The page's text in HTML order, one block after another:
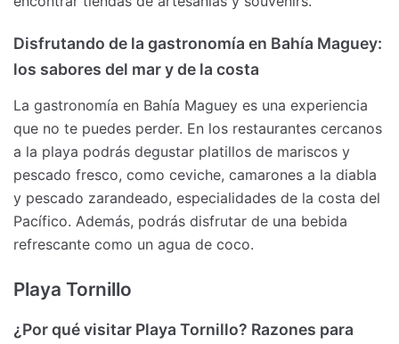
Disfrutando de la gastronomía en Bahía Maguey:
los sabores del mar y de la costa
La gastronomía en Bahía Maguey es una experiencia
que no te puedes perder. En los restaurantes cercanos
a la playa podrás degustar platillos de mariscos y
pescado fresco, como ceviche, camarones a la diabla
y pescado zarandeado, especialidades de la costa del
Pacífico. Además, podrás disfrutar de una bebida
refrescante como un agua de coco.
Playa Tornillo
¿Por qué visitar Playa Tornillo? Razones para